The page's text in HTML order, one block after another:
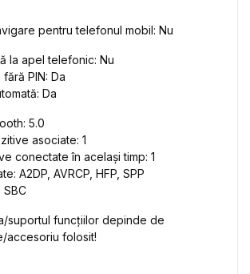
pentru telefonul mobil: Nu
la apel telefonic: Nu
PIN: Da
Da
5.0
asociate: 1
conectate în același timp: 1
A2DP, AVRCP, HFP, SPP
suportul funcțiilor depinde de
accesoriu folosit!